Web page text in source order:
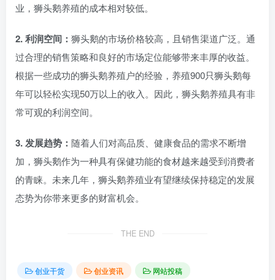
业，狮头鹅养殖的成本相对较低。
2. 利润空间： 狮头鹅的市场价格较高，且销售渠道广泛。通
过合理的销售策略和良好的市场定位能够带来丰厚的收益。
根据一些成功的狮头鹅养殖户的经验，养殖900只狮头鹅每
年可以轻松实现50万以上的收入。因此，狮头鹅养殖具有非
常可观的利润空间。
3. 发展趋势： 随着人们对高品质、健康食品的需求不断增
加，狮头鹅作为一种具有保健功能的食材越来越受到消费者
的青睐。未来几年，狮头鹅养殖业有望继续保持稳定的发展
态势为你带来更多的财富机会。
THE END
创业干货 创业资讯 网站投稿